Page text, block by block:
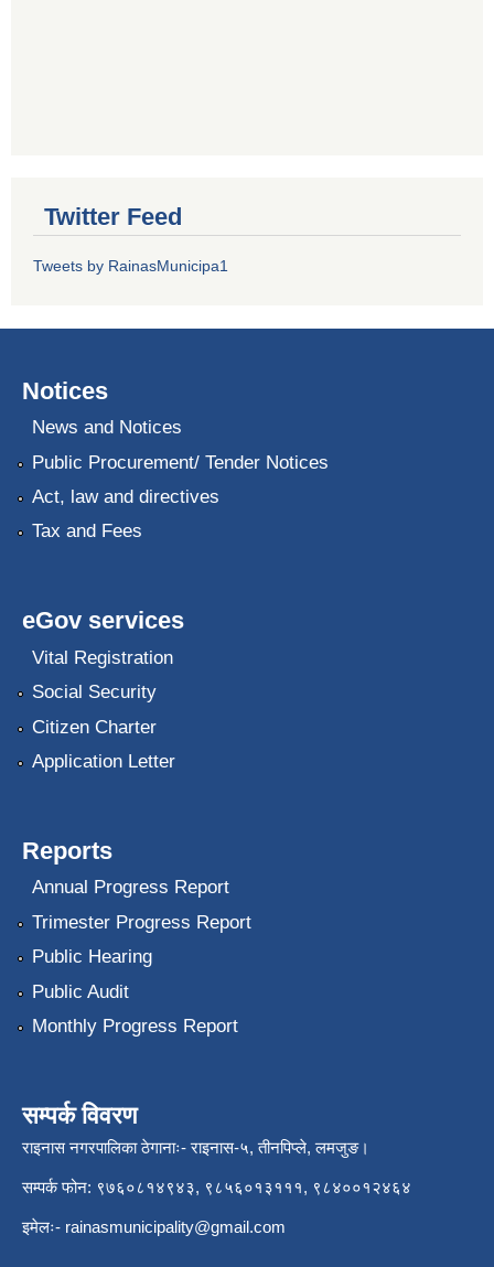
Twitter Feed
Tweets by RainasMunicipa1
Notices
News and Notices
Public Procurement/ Tender Notices
Act, law and directives
Tax and Fees
eGov services
Vital Registration
Social Security
Citizen Charter
Application Letter
Reports
Annual Progress Report
Trimester Progress Report
Public Hearing
Public Audit
Monthly Progress Report
सम्पर्क विवरण
राइनास नगरपालिका ठेगानाः- राइनास-५, तीनपिप्ले, लमजुङ।
सम्पर्क फोन: ९७६०८१४९४३, ९८५६०१३१११, ९८४००१२४६४
इमेलः- rainasmunicipality@gmail.com